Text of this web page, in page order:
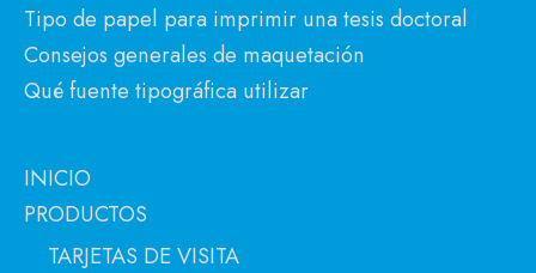
Tipo de papel para imprimir una tesis doctoral
Consejos generales de maquetación
Qué fuente tipográfica utilizar
INICIO
PRODUCTOS
TARJETAS DE VISITA